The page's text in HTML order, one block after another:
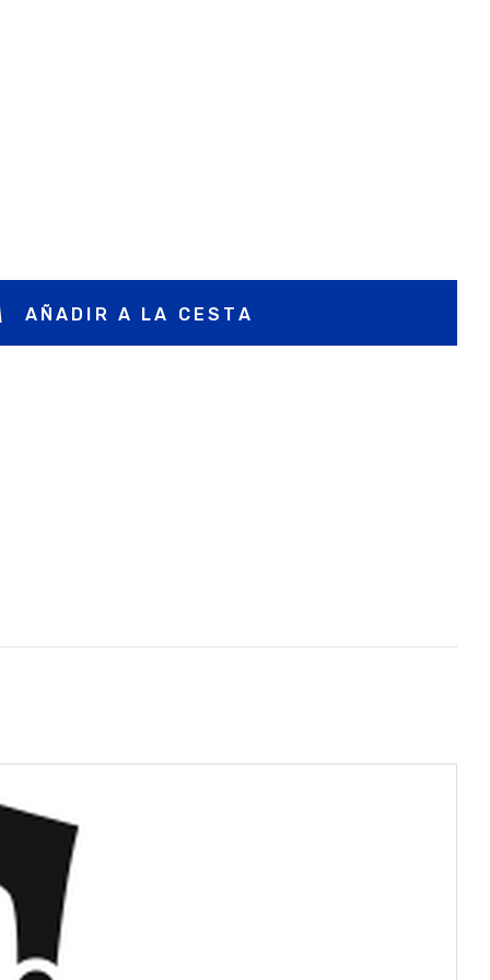
AÑADIR A LA CESTA